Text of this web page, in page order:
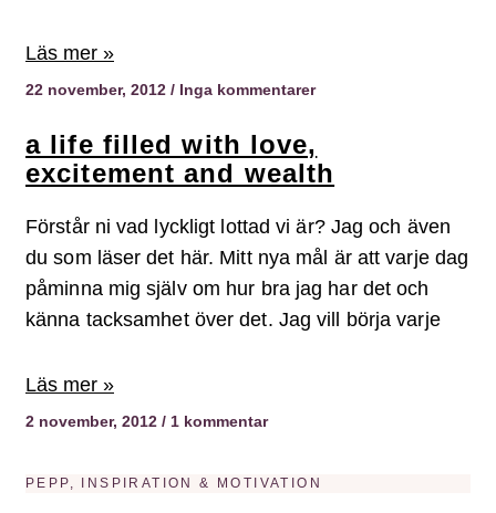
Läs mer »
22 november, 2012 Inga kommentarer
a life filled with love,
excitement and wealth
Förstår ni vad lyckligt lottad vi är? Jag och även
du som läser det här. Mitt nya mål är att varje dag
påminna mig själv om hur bra jag har det och
känna tacksamhet över det. Jag vill börja varje
Läs mer »
2 november, 2012 1 kommentar
PEPP, INSPIRATION & MOTIVATION